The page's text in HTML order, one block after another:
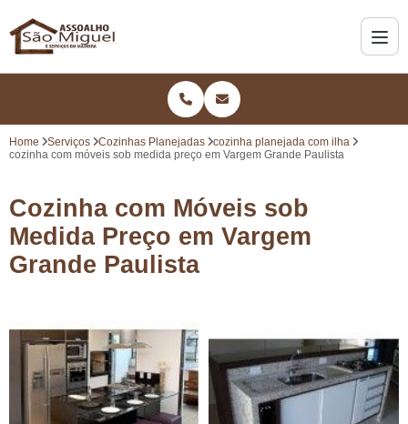
Home Serviços Cozinhas Planejadas
cozinha planejada com ilha
cozinha com móveis sob medida preço em Vargem Grande Paulista
Cozinha com Móveis sob
Medida Preço em Vargem
Grande Paulista